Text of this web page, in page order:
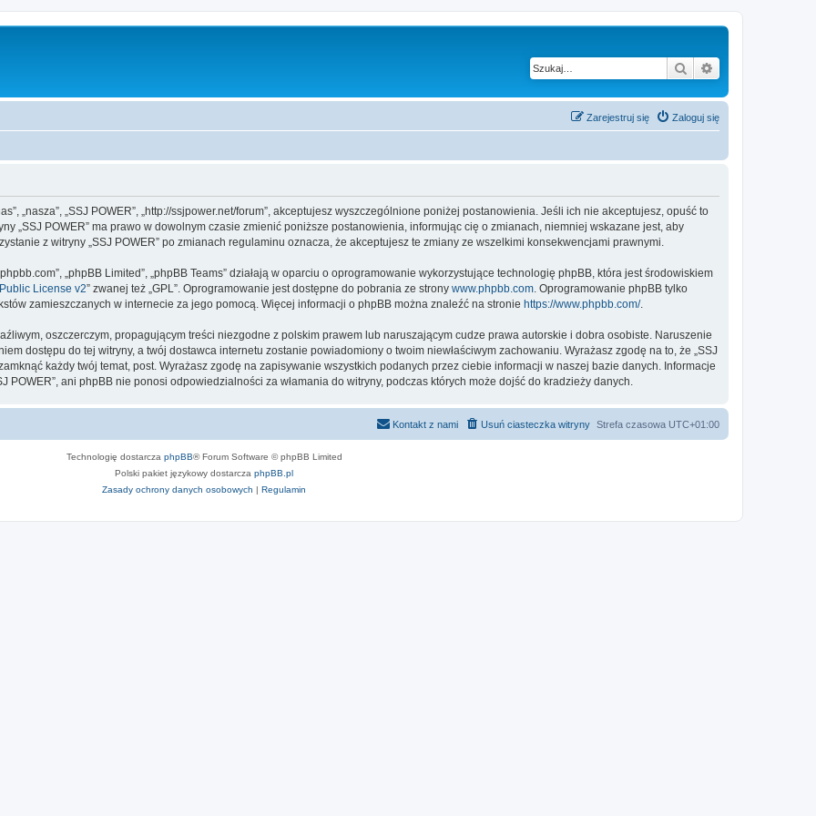
Szukaj
Zaloguj się
Zarejestruj się
„nasza”, „SSJ POWER”, „http://ssjpower.net/forum”, akceptujesz wyszczególnione poniżej postanowienia. Jeśli ich nie akceptujesz, opuść to
„SSJ POWER” ma prawo w dowolnym czasie zmienić poniższe postanowienia, informując cię o zmianach, niemniej wskazane jest, aby
z witryny „SSJ POWER” po zmianach regulaminu oznacza, że akceptujesz te zmiany ze wszelkimi konsekwencjami prawnymi.
„phpBB Limited”, „phpBB Teams” działają w oparciu o oprogramowanie wykorzystujące technologię phpBB, która jest środowiskiem
License v2” zwanej też „GPL”. Oprogramowanie jest dostępne do pobrania ze strony www.phpbb.com . Oprogramowanie phpBB tylko
zamieszczanych w internecie za jego pomocą. Więcej informacji o phpBB można znaleźć na stronie https://www.phpbb.com/.
oszczerczym, propagującym treści niezgodne z polskim prawem lub naruszającym cudze prawa autorskie i dobra osobiste. Naruszenie
dostępu do tej witryny, a twój dostawca internetu zostanie powiadomiony o twoim niewłaściwym zachowaniu. Wyrażasz zgodę na to, że „SSJ
każdy twój temat, post. Wyrażasz zgodę na zapisywanie wszystkich podanych przez ciebie informacji w naszej bazie danych. Informacje
ani phpBB nie ponosi odpowiedzialności za włamania do witryny, podczas których może dojść do kradzieży danych.
Strefa czasowa UTC+01:00
Usuń ciasteczka witryny
Kontakt z nami
Technologię dostarcza phpBB® Forum Software © phpBB Limited
Polski pakiet językowy dostarcza phpBB.pl
Zasady ochrony danych osobowych | Regulamin